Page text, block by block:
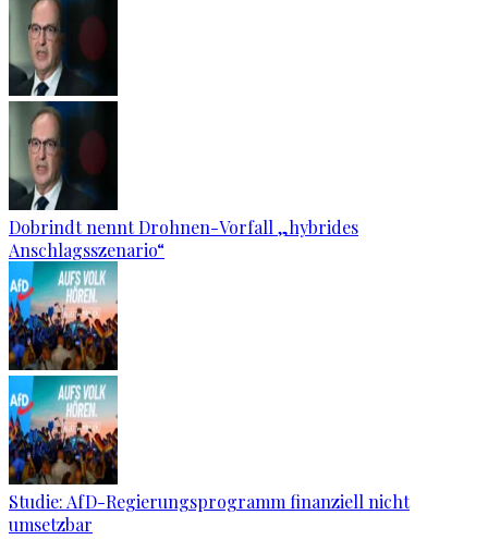
Dobrindt nennt Drohnen-Vorfall „hybrides
Anschlagsszenario“
Studie: AfD-Regierungsprogramm finanziell nicht
umsetzbar